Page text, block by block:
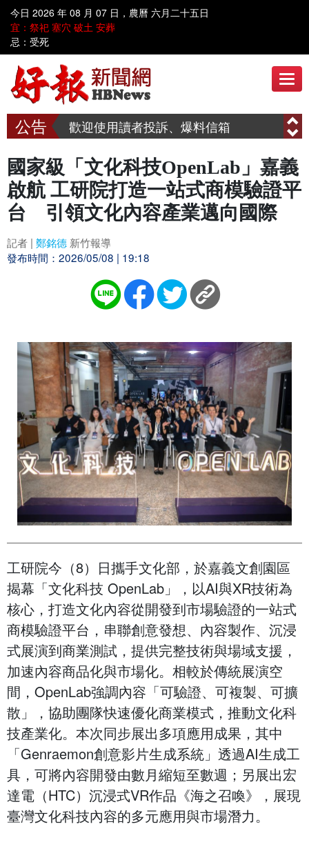
今日 2026 年 08 月 07 日，農曆 六月二十五日
宜：祭祀 塞穴 破土 安葬
忌：受死
歡迎使用讀者投訴、爆料信箱
呼叫善心人士~~ 漢明慈善會需要您共同關懷弱勢家庭、送愛到偏鄉
歡迎使用讀者投訴、爆料信箱
國家級「文化科技OpenLab」嘉義
啟航 工研院打造一站式商模驗證平
台 引領文化內容產業邁向國際
記者 | 鄭銘德 新竹報導
發布時間：2026/05/08 | 19:18
工研院今（8）日攜手文化部，於嘉義文創園區
揭幕「文化科技 OpenLab」，以AI與XR技術為
核心，打造文化內容從開發到市場驗證的一站式
商模驗證平台，串聯創意發想、內容製作、沉浸
式展演到商業測試，提供完整技術與場域支援，
加速內容商品化與市場化。相較於傳統展演空
間，OpenLab強調內容「可驗證、可複製、可擴
散」，協助團隊快速優化商業模式，推動文化科
技產業化。本次同步展出多項應用成果，其中
「Genraemon創意影片生成系統」透過AI生成工
具，可將內容開發由數月縮短至數週；另展出宏
達電（HTC）沉浸式VR作品《海之召喚》，展現
臺灣文化科技內容的多元應用與市場潛力。